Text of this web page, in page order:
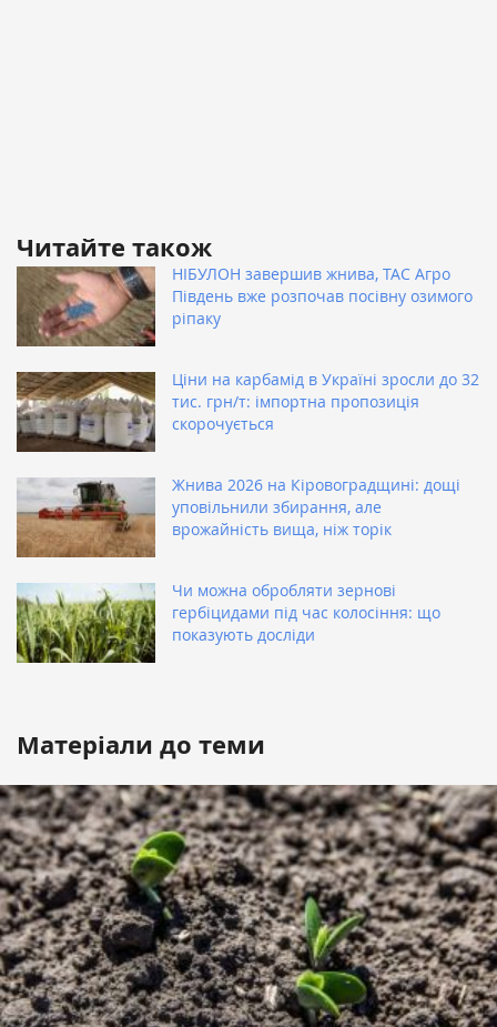
Читайте також
НІБУЛОН завершив жнива, ТАС Агро
Південь вже розпочав посівну озимого
ріпаку
Ціни на карбамід в Україні зросли до 32
тис. грн/т: імпортна пропозиція
скорочується
Жнива 2026 на Кіровоградщині: дощі
уповільнили збирання, але
врожайність вища, ніж торік
Чи можна обробляти зернові
гербіцидами під час колосіння: що
показують досліди
Матеріали до теми